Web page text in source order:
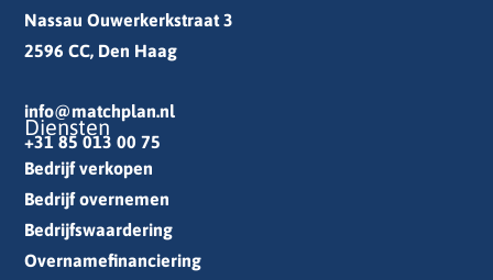
Nassau Ouwerkerkstraat 3
2596 CC, Den Haag
info@matchplan.nl
+31 85 013 00 75
Diensten
Bedrijf verkopen
Bedrijf overnemen
Bedrijfswaardering
Overnamefinanciering